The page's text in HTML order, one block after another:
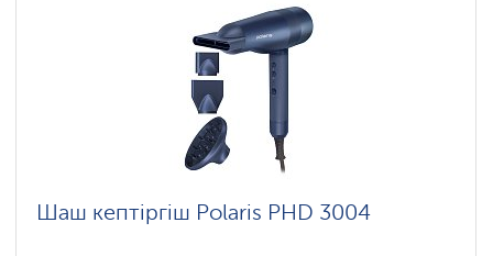
Шаш кептіргіш Polaris PHD 3004